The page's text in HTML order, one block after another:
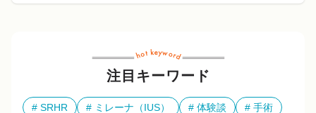
注目キーワード
SRHR ミレーナ（IUS） 体験談
手術